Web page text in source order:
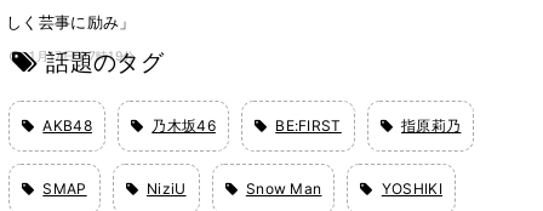
しく芸事に励み」
1月17日 07時19分
話題のタグ
AKB48 乃木坂46 BE:FIRST 指原莉乃
SMAP NiziU Snow Man YOSHIKI